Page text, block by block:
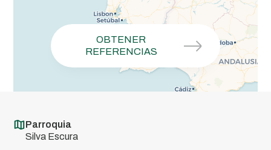
OBTENER
REFERENCIAS
Parroquia
Silva Escura